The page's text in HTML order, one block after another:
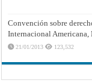
Convención sobre
Internacional
21/01/2013 123,532